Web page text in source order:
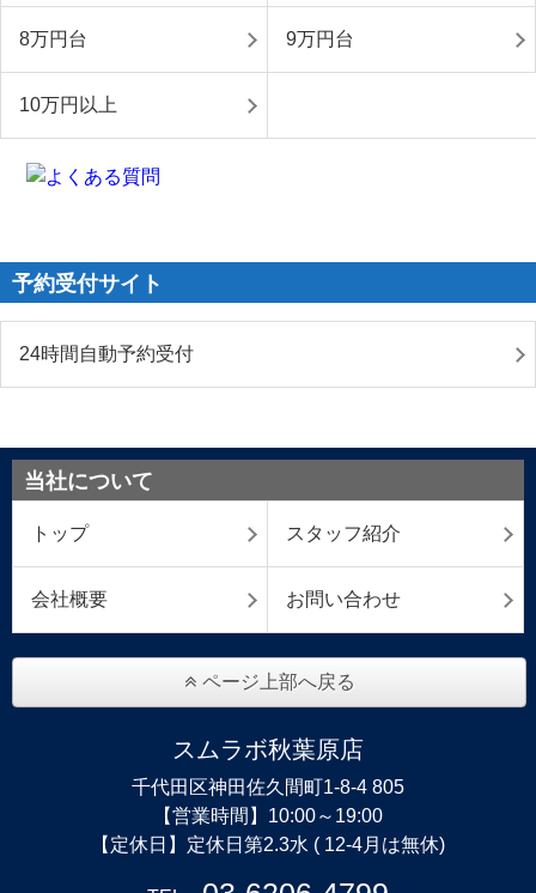
8万円台 9万円台
10万円以上
予約受付サイト
24時間自動予約受付
当社について
トップ スタッフ紹介
会社概要 お問い合わせ
ページ上部へ戻る
スムラボ秋葉原店
千代田区神田佐久間町1-8-4 805
【営業時間】10:00～19:00
【定休日】定休日第2.3水 ( 12-4月は無休)